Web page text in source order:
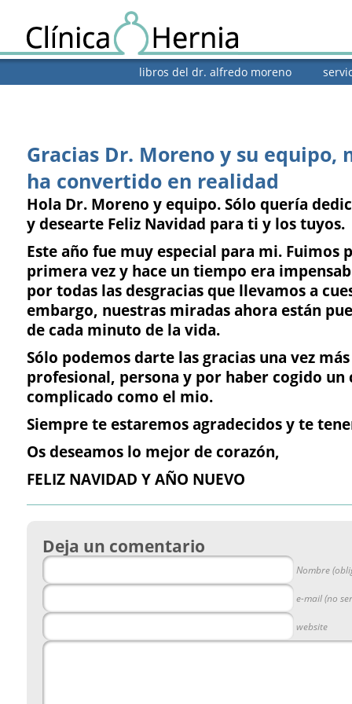
libros del dr. alfredo moreno
Gracias Dr. Moreno y su equipo,
ha convertido en realidad
Hola Dr. Moreno y equipo. Sólo quería
y desearte Feliz Navidad para ti y los tuyos.
Este año fue muy especial para mi. Fuimos
primera vez y hace un tiempo era
por todas las desgracias que llevamos a
embargo, nuestras miradas ahora están
de cada minuto de la vida.
Sólo podemos darte las gracias una vez
profesional, persona y por haber cogido un
complicado como el mio.
Siempre te estaremos agradecidos y te
Os deseamos lo mejor de corazón,
FELIZ NAVIDAD Y AÑO NUEVO
Deja un comentario
Nombre
e-mail (no
website